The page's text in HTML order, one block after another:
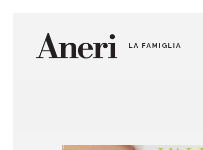
LA FAMIGLIA